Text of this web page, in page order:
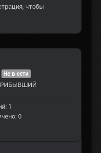
, чтобы
Не в сети
1
0